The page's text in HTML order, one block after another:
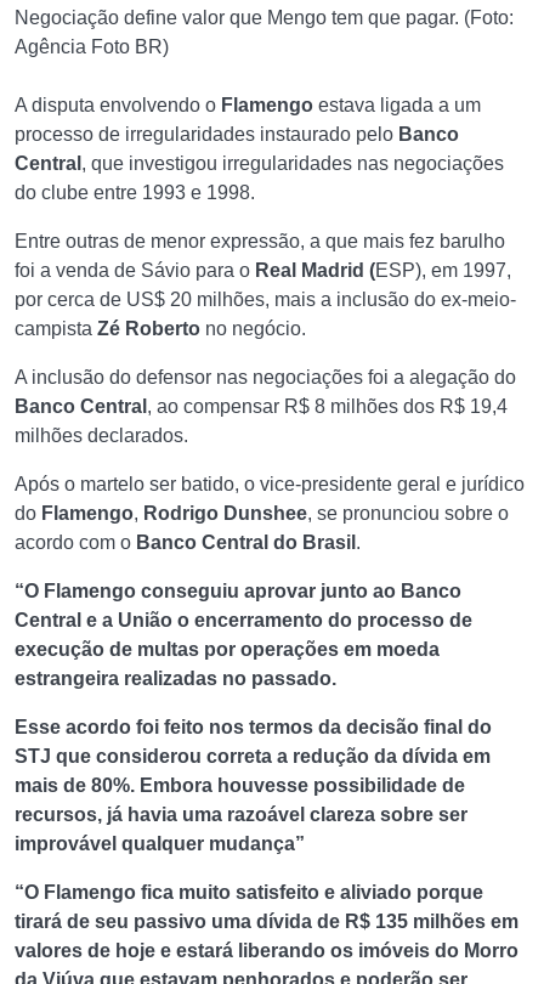
Negociação define valor que Mengo tem que pagar. (Foto:
Agência Foto BR)
A disputa envolvendo o Flamengo estava ligada a um
processo de irregularidades instaurado pelo Banco
Central , que investigou irregularidades nas negociações
do clube entre 1993 e 1998.
Entre outras de menor expressão, a que mais fez barulho
foi a venda de Sávio para o Real Madrid (ESP), em 1997,
por cerca de US$ 20 milhões, mais a inclusão do ex-meio-
campista Zé Roberto no negócio.
A inclusão do defensor nas negociações foi a alegação do
Banco Central , ao compensar R$ 8 milhões dos R$ 19,4
milhões declarados.
Após o martelo ser batido, o vice-presidente geral e jurídico
do Flamengo, Rodrigo Dunshee, se pronunciou sobre o
acordo com o Banco Central do Brasil .
“O Flamengo conseguiu aprovar junto ao Banco
Central e a União o encerramento do processo de
execução de multas por operações em moeda
estrangeira realizadas no passado.
Esse acordo foi feito nos termos da decisão final do
STJ que considerou correta a redução da dívida em
mais de 80%. Embora houvesse possibilidade de
recursos, já havia uma razoável clareza sobre ser
improvável qualquer mudança”
“O Flamengo fica muito satisfeito e aliviado porque
tirará de seu passivo uma dívida de R$ 135 milhões em
valores de hoje e estará liberando os imóveis do Morro
da Viúva que estavam penhorados e poderão ser